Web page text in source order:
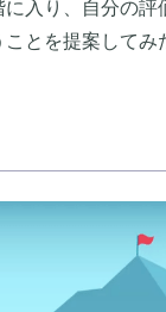
入り、自分の評
とを提案してみ